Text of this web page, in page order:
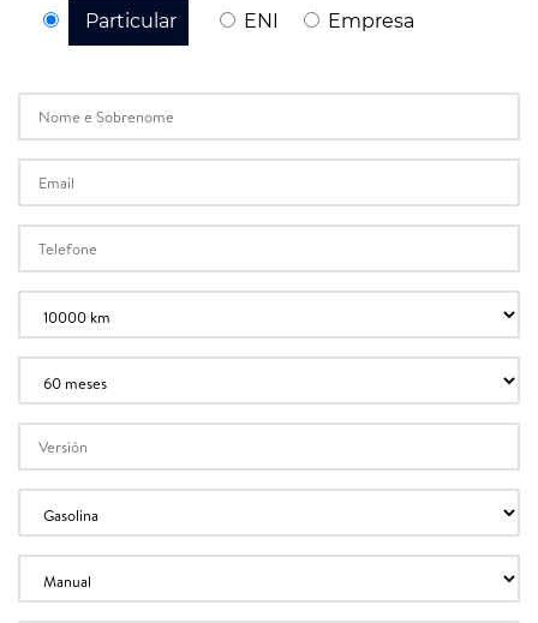
Particular ENI Empresa